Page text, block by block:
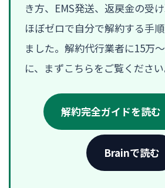
き方、EMS発送、返戻金の受
ほぼゼロで自分で解約する手
ました。解約代行業者に15万
に、まずこちらをご覧ください
解約完全ガイドを読む
Brainで読む